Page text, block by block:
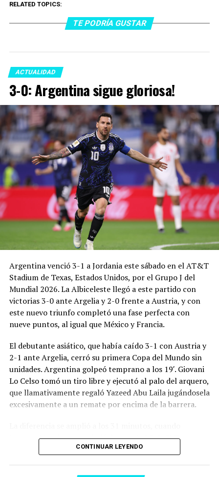
RELATED TOPICS:
TE PODRÍA GUSTAR
ACTUALIDAD
3-0: Argentina sigue gloriosa!
Argentina venció 3-1 a Jordania este sábado en el AT&T
Stadium de Texas, Estados Unidos, por el Grupo J del
Mundial 2026. La Albiceleste llegó a este partido con
victorias 3-0 ante Argelia y 2-0 frente a Austria, y con
este nuevo triunfo completó una fase perfecta con
nueve puntos, al igual que México y Francia.
El debutante asiático, que había caído 3-1 con Austria y
2-1 ante Argelia, cerró su primera Copa del Mundo sin
unidades. Argentina golpeó temprano a los 19′. Giovani
Lo Celso tomó un tiro libre y ejecutó al palo del arquero,
que llamativamente regaló Yazeed Abu Laila jugándosela
excesivamente a un remate por encima de la barrera.
Lautaro Martínez convirtió de penal el 2-0. El Toro
anotó su primer gol en Copas del Mundo, tras no
dentro del área sobre Marcos Senesi, que intentó ir a
CONTINUAR LEYENDO